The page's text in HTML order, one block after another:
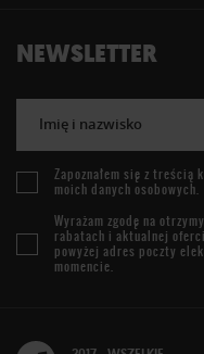
NEWSLETTER
Imię i nazwisko
Zapoznałem się z treścią
moich danych osobowych.
Wyrażam zgodę na
rabatach i aktualnej
powyżej adres poczty
momencie.